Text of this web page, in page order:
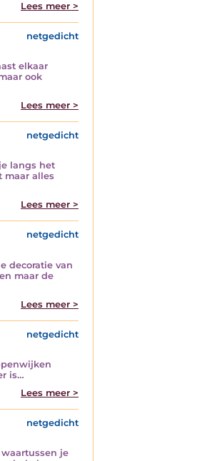
Lees meer >
netgedicht
elkaar
ook
Lees meer >
netgedicht
langs het
maar alles
Lees meer >
netgedicht
decoratie van
maar de
Lees meer >
netgedicht
is…
Lees meer >
netgedicht
je